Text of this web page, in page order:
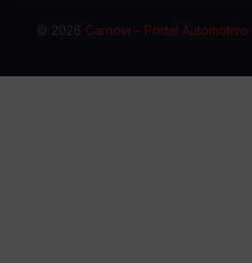
© 2026 Carnow – Portal Automotivo